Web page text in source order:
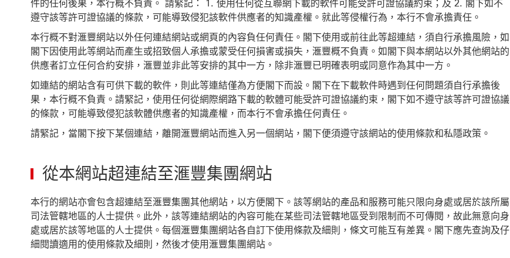
件的任何後果，本行概不負責。 請緊記： 1. 使用任何從互聯網下載的軟件可能受許可證協議約束；及 2. 閣下如不
遵守該等許可證協議的條款，可能導致侵犯該軟件供應者的知識產權。就此等侵權行為，本行不會承擔責任。
本行概不對滙豐網站以外任何連結網站或網頁的內容負任何責任。閣下使用或前往此等超連結，須自行承擔風險，如
閣下因使用此等網站而產生或招致個人承擔或蒙受任何損害或損失，滙豐概不負責。如閣下與本網站以外其他網站的
供應者訂立任何合約安排，滙豐並非此等安排的其中一方，除非滙豐已明確表明或同意作為其中一方。
如連結的網站含有可供下載的軟件，則此等連結僅為方便閣下而設。閣下在下載軟件時遇到任何問題須自行承擔後
果，本行概不負責。請緊記，使用任何從網際網路下載的軟體可能受許可證協議約束，閣下如不遵守該等許可證協議
的條款，可能導致侵犯該軟體供應者的知識產權，而本行不會承擔任何責任。
請緊記，當閣下按下某個連結，離開滙豐網站而進入另一個網站，閣下便須遵守該網站的使用條款和私隱政策。
從本網站超連結至滙豐集團網站
本行的網站亦會包含超連結至滙豐集團其他網站，以方便閣下。該等網站的產品和服務可能只限向身處或居於該所屬
司法管轄地區的人士提供。此外，該等連結網站的內容可能在某些司法管轄地區受到限制而不可傳閱，故此無意向身
處或居於該等地區的人士提供。每個滙豐集團網站各自訂下使用條款及細則，條文可能互有差異。閣下應先查詢及仔
細閱讀適用的使用條款及細則，然後才使用滙豐集團網站。